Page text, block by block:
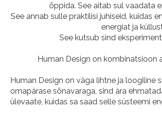
õppida. See aitab sul vaadata
See annab sulle praktilisi juhiseid, kuidas
energiat ja
See kutsub sind
Human Design on kombinatsioon
Human Design on väga lihtne ja loogiline
omapärase sõnavaraga, sind ära
ülevaate, kuidas sa saad selle süsteemi